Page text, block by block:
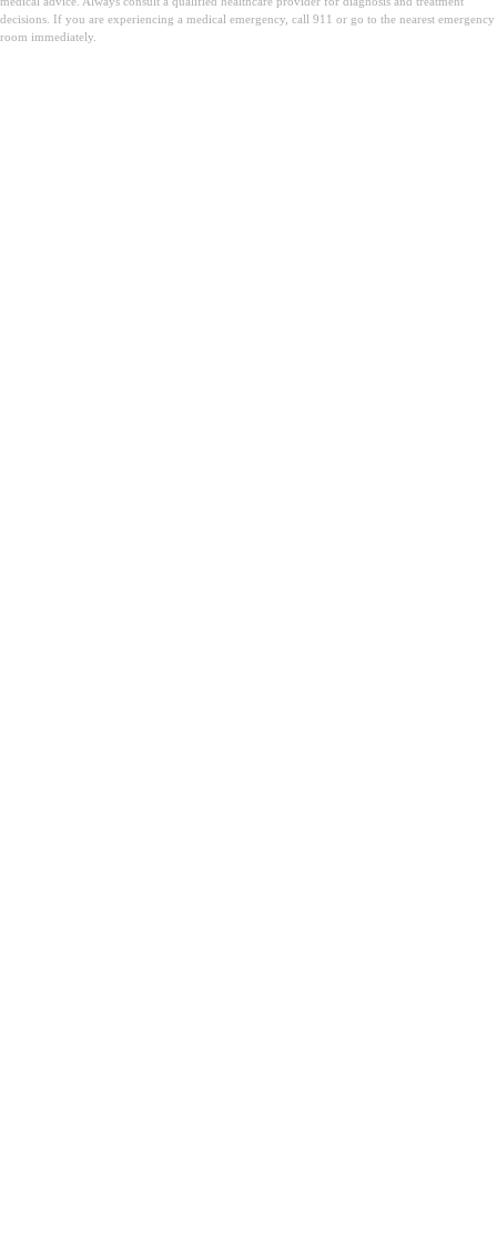
decisions. If you are experiencing a medical emergency, call 911 or go to the nearest emergency
room immediately.